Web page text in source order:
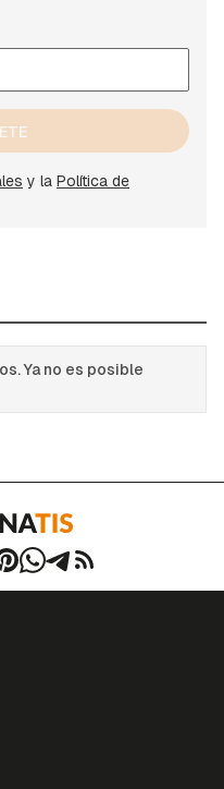
y la Política de
Ya no es posible